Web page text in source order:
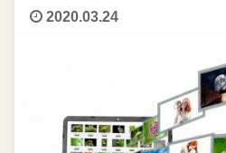
2020.03.24